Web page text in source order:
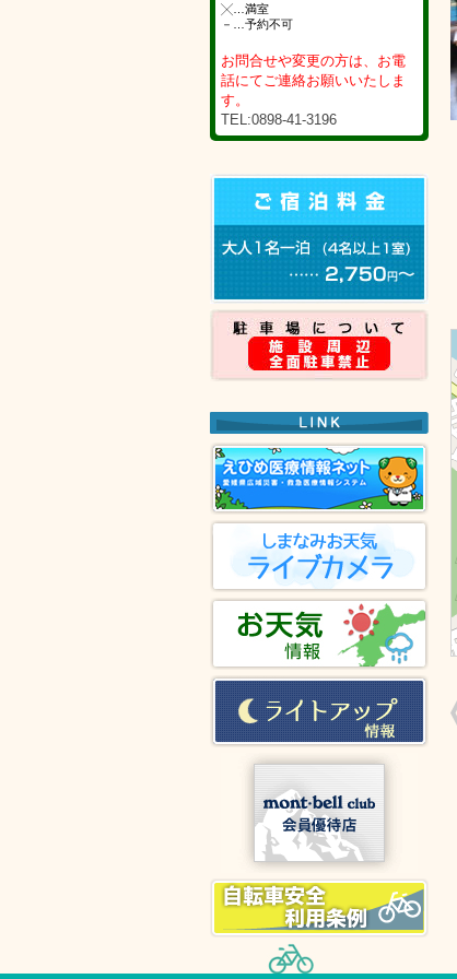
╳…満室
－…予約不可
お問合せや変更の方は、お電
話にてご連絡お願いいたしま
す。
TEL:0898-41-3196